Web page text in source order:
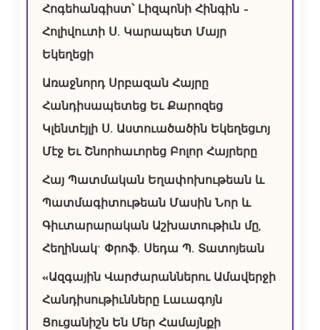
Հոգեհանգիստ՝ Լիզպոնի Հինգին –
Հոլիվուտի Ս. Կարապետ Մայր
Եկեղեցի
Առաջնորդ Սրբազան Հայրը
Հանդիսապետեց Եւ Քարոզեց
Կլենտէյլի Ս. Աստուածածին Եկեղեցւոյ
Մէջ Եւ Շնորհաւորեց Բոլոր Հայրերը
Հայ Պատմական Եղափոխութեան և
Պատմագիտութեան Մասին Նոր և
Գիւտարարական Աշխատութիւն մը,
Հեղինակ` Փրոֆ. Սեդա Պ. Տատոյեան
«Ազգային Վարժարաններու Ամավերջի
Հանդիսութիւնները Լաւագոյն
Ցուցանիշն Են Մեր Համայնքի